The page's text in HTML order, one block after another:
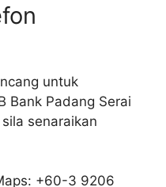
untuk
Bank Padang Serai
senaraikan
+60-3 9206